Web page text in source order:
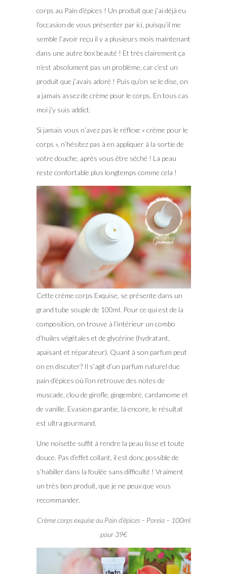
corps au Pain d’épices ! Un produit que j’ai déjà eu
l’occasion de vous présenter par ici, puisqu’il me
semble l’avoir reçu il y a plusieurs mois maintenant
dans une autre box beauté ! Et très clairement ça
n’est absolument pas un problème, car c’est un
produit que j’avais adoré ! Puis qu’on se le dise, on
a jamais assez de crème pour le corps. En tous cas
moi j’y suis addict.
Si jamais vous n’avez pas le réflexe « crème pour le
corps », n’hésitez pas à en appliquer à la sortie de
votre douche, après vous être séché ! La peau
reste confortable plus longtemps comme cela !
Cette crème corps Exquise, se présente dans un
grand tube souple de 100ml. Pour ce qui est de la
composition, on trouve à l’intérieur un combo
d’huiles végétales et de glycérine (hydratant,
apaisant et réparateur). Quant à son parfum peut
on en discuter? Il s’agit d’un parfum naturel due
pain d’épices où l’on retrouve des notes de
muscade, clou de girofle, gingembre, cardamome et
de vanille. Evasion garantie, là encore, le résultat
est ultra gourmand.
Une noisette suffit à rendre la peau lisse et toute
douce. Pas d’effet collant, il est donc possible de
s’habiller dans la foulée sans difficulté ! Vraiment
un très bon produit, que je ne peux que vous
recommander.
Crème corps exquise au Pain d’épices – Poreia – 100ml
pour 39€